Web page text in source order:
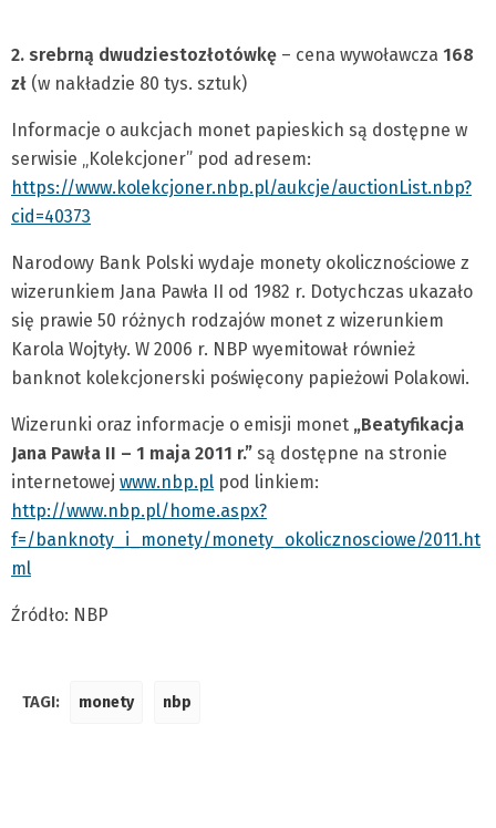
2. srebrną dwudziestozłotówkę – cena wywoławcza 168
zł (w nakładzie 80 tys. sztuk)
Informacje o aukcjach monet papieskich są dostępne w
serwisie „Kolekcjoner” pod adresem:
https://www.kolekcjoner.nbp.pl/aukcje/auctionList.nbp?
cid=40373
Narodowy Bank Polski wydaje monety okolicznościowe z
wizerunkiem Jana Pawła II od 1982 r. Dotychczas ukazało
się prawie 50 różnych rodzajów monet z wizerunkiem
Karola Wojtyły. W 2006 r. NBP wyemitował również
banknot kolekcjonerski poświęcony papieżowi Polakowi.
Wizerunki oraz informacje o emisji monet „Beatyfikacja
Jana Pawła II – 1 maja 2011 r.” są dostępne na stronie
internetowej www.nbp.pl pod linkiem:
http://www.nbp.pl/home.aspx?
f=/banknoty_i_monety/monety_okolicznosciowe/2011.ht
ml
Źródło: NBP
TAGI: monety nbp